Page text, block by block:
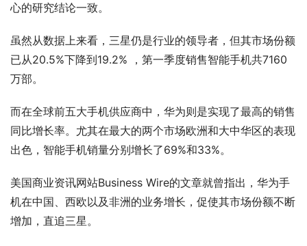
心的研究结论一致。
虽然从数据上来看，三星仍是行业的领导者，但其市场份额
已从20.5%下降到19.2% ，第一季度销售智能手机共7160
万部。
而在全球前五大手机供应商中，华为则是实现了最高的销售
同比增长率。尤其在最大的两个市场欧洲和大中华区的表现
出色，智能手机销量分别增长了69%和33%。
美国商业资讯网站Business Wire的文章就曾指出，华为手
机在中国、西欧以及非洲的业务增长，促使其市场份额不断
增加，直追三星。